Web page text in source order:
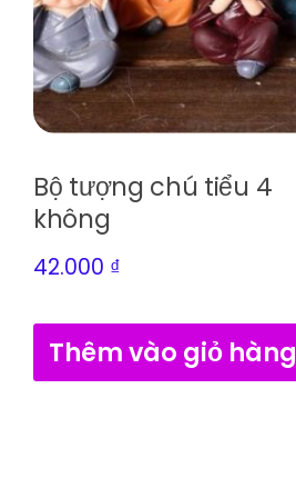
Bộ tượng chú tiểu 4
không
42.000 ₫
Thêm vào giỏ hàng